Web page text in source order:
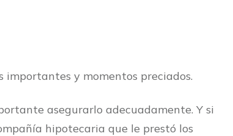
importantes y momentos preciados.
asegurarlo adecuadamente. Y si
hipotecaria que le prestó los